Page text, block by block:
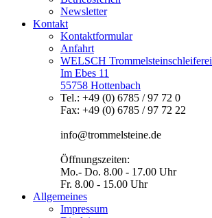
Newsletter
Kontakt
Kontaktformular
Anfahrt
WELSCH Trommelsteinschleiferei
Im Ebes 11
55758 Hottenbach
Tel.: +49 (0) 6785 / 97 72 0
Fax: +49 (0) 6785 / 97 72 22
info@trommelsteine.de
Öffnungszeiten:
Mo.- Do. 8.00 - 17.00 Uhr
Fr. 8.00 - 15.00 Uhr
Allgemeines
Impressum